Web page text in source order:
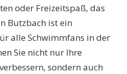
oder Freizeitspaß, das
Butzbach ist ein
alle Schwimmfans in der
Sie nicht nur Ihre
sondern auch